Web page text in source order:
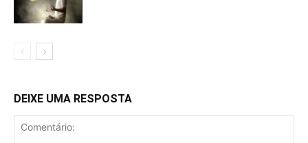
DEIXE UMA RESPOSTA